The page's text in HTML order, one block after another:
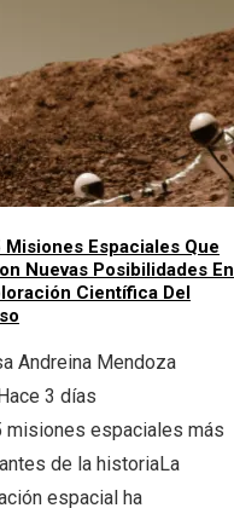
Misiones Espaciales Que
Nuevas Posibilidades En
Científica Del
Andreina Mendoza
3 días
misiones espaciales más
de la historiaLa
espacial ha